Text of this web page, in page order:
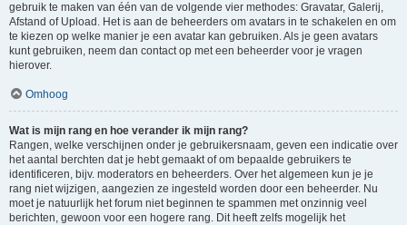
gebruik te maken van één van de volgende vier methodes: Gravatar, Galerij,
Afstand of Upload. Het is aan de beheerders om avatars in te schakelen en om
te kiezen op welke manier je een avatar kan gebruiken. Als je geen avatars
kunt gebruiken, neem dan contact op met een beheerder voor je vragen
hierover.
Omhoog
Wat is mijn rang en hoe verander ik mijn rang?
Rangen, welke verschijnen onder je gebruikersnaam, geven een indicatie over
het aantal berchten dat je hebt gemaakt of om bepaalde gebruikers te
identificeren, bijv. moderators en beheerders. Over het algemeen kun je je
rang niet wijzigen, aangezien ze ingesteld worden door een beheerder. Nu
moet je natuurlijk het forum niet beginnen te spammen met onzinnig veel
berichten, gewoon voor een hogere rang. Dit heeft zelfs mogelijk het